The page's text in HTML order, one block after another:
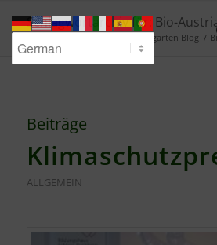
Schlagwortarchiv für: Bio-
Waldgarten Blog /
Beiträge
ALLGEMEIN